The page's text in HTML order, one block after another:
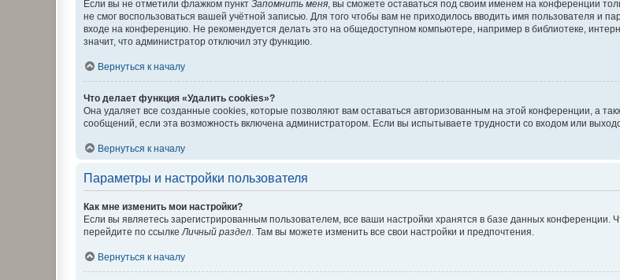
Если вы не отметили флажком пункт Запомнить меня, вы сможете оставаться под своим именем на конференции
не смог воспользоваться вашей учётной записью. Для того чтобы вам не приходилось вводить имя пользователя и
входе на конференцию. Не рекомендуется делать это на общедоступном компьютере, например в библиотеке,
значит, что администратор отключил эту функцию.
Вернуться к началу
Что делает функция «Удалить cookies»?
Она удаляет все созданные cookies, которые позволяют вам оставаться авторизованным на этой конференции, а
сообщений, если эта возможность включена администратором. Если вы испытываете трудности со входом или
Вернуться к началу
Параметры и настройки пользователя
Как мне изменить мои настройки?
Если вы являетесь зарегистрированным пользователем, все ваши настройки хранятся в базе данных
перейдите по ссылкеЛичный раздел. Там вы можете изменить все свои настройки и предпочтения.
Вернуться к началу